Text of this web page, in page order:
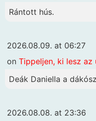
Rántott hús.
2026.08.09. at 06:27
on Tippeljen, ki lesz
Deák Daniella a
2026.08.08. at 23:36